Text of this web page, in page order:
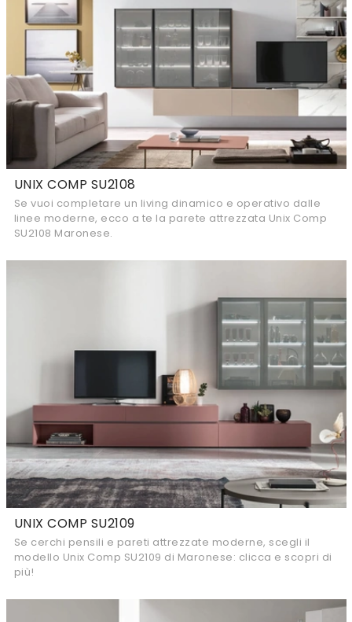
UNIX COMP SU2108
Se vuoi completare un living dinamico e operativo dalle
linee moderne, ecco a te la parete attrezzata Unix Comp
SU2108 Maronese.
UNIX COMP SU2109
Se cerchi pensili e pareti attrezzate moderne, scegli il
modello Unix Comp SU2109 di Maronese: clicca e scopri di
più!